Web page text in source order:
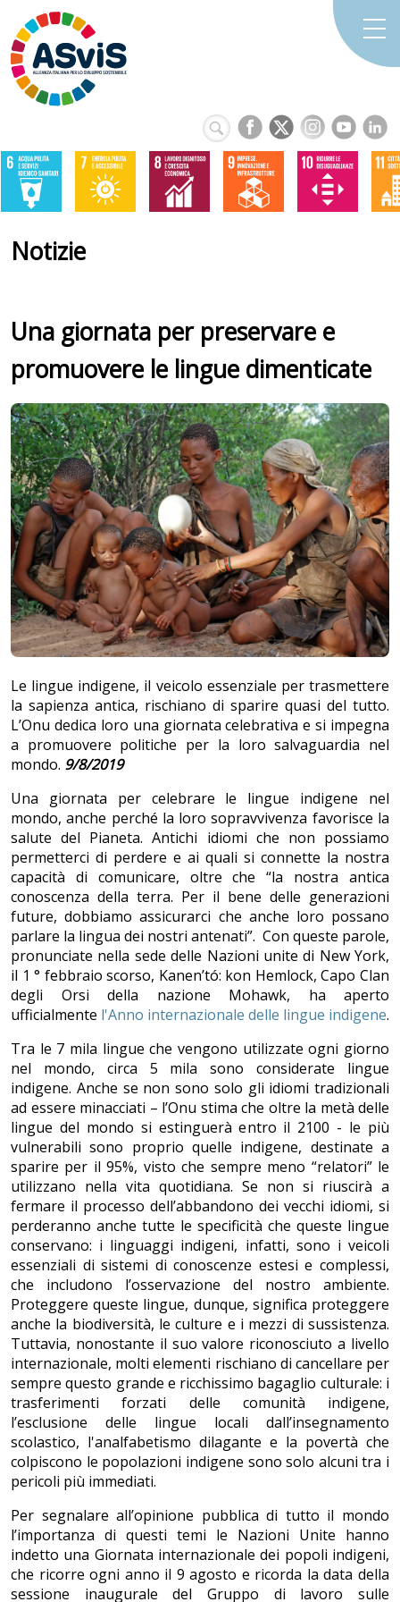
Notizie
Una giornata per preservare e
promuovere le lingue dimenticate
Le lingue indigene, il veicolo essenziale per trasmettere
la sapienza antica, rischiano di sparire quasi del tutto.
L’Onu dedica loro una giornata celebrativa e si impegna
a promuovere politiche per la loro salvaguardia nel
mondo. 9/8/2019
Una giornata per celebrare le lingue indigene nel
mondo, anche perché la loro sopravvivenza favorisce la
salute del Pianeta. Antichi idiomi che non possiamo
permetterci di perdere e ai quali si connette la nostra
capacità di comunicare, oltre che “la nostra antica
conoscenza della terra. Per il bene delle generazioni
future, dobbiamo assicurarci che anche loro possano
parlare la lingua dei nostri antenati”. Con queste parole,
pronunciate nella sede delle Nazioni unite di New York,
il 1 ° febbraio scorso, Kanen’tó: kon Hemlock, Capo Clan
degli Orsi della nazione Mohawk, ha aperto
ufficialmente l'Anno internazionale delle lingue indigene.
Tra le 7 mila lingue che vengono utilizzate ogni giorno
nel mondo, circa 5 mila sono considerate lingue
indigene. Anche se non sono solo gli idiomi tradizionali
ad essere minacciati – l’Onu stima che oltre la metà delle
lingue del mondo si estinguerà entro il 2100 - le più
vulnerabili sono proprio quelle indigene, destinate a
sparire per il 95%, visto che sempre meno “relatori” le
utilizzano nella vita quotidiana. Se non si riuscirà a
fermare il processo dell’abbandono dei vecchi idiomi, si
perderanno anche tutte le specificità che queste lingue
conservano: i linguaggi indigeni, infatti, sono i veicoli
essenziali di sistemi di conoscenze estesi e complessi,
che includono l’osservazione del nostro ambiente.
Proteggere queste lingue, dunque, significa proteggere
anche la biodiversità, le culture e i mezzi di sussistenza.
Tuttavia, nonostante il suo valore riconosciuto a livello
internazionale, molti elementi rischiano di cancellare per
sempre questo grande e ricchissimo bagaglio culturale: i
trasferimenti forzati delle comunità indigene,
l’esclusione delle lingue locali dall’insegnamento
scolastico, l'analfabetismo dilagante e la povertà che
colpiscono le popolazioni indigene sono solo alcuni tra i
pericoli più immediati.
Per segnalare all’opinione pubblica di tutto il mondo
l’importanza di questi temi le Nazioni Unite hanno
indetto una Giornata internazionale dei popoli indigeni,
che ricorre ogni anno il 9 agosto e ricorda la data della
sessione inaugurale del Gruppo di lavoro sulle